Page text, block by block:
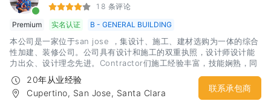
18 条评论
Premium
实名认证 B - GENERAL BUILDING
本公司是一家位于san jose ，集设计、施工、建材选购为一体的综合
性加建、装修公司。公司具有设计和施工的双重执照，设计师设计能
力出众、设计理念先进。Contractor们施工经验丰富，技能娴熟，同
时熟悉city code，能够快速用过inspection。本公司本着服务至上的
原则，为湾区的广大用户提供了近20年的房屋装修改造服务。 通过多
年坚持不懈的努力，我们与很多知名的建材家居厂商也建立了合作关
20年从业经验
Cupertino, San Jose, Santa Clara
联系承包商